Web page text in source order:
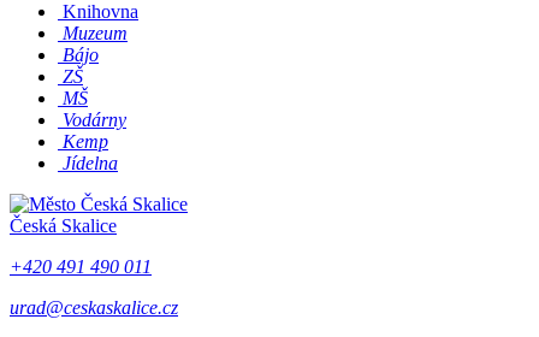
Knihovna
Muzeum
Bájo
ZŠ
MŠ
Vodárny
Kemp
Jídelna
Česká Skalice
+420 491 490 011
urad@ceskaskalice.cz